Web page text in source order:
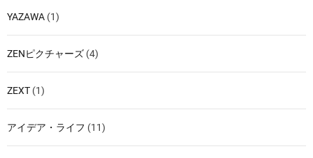
YAZAWA (1)
ZENピクチャーズ (4)
ZEXT (1)
アイデア・ライフ (11)